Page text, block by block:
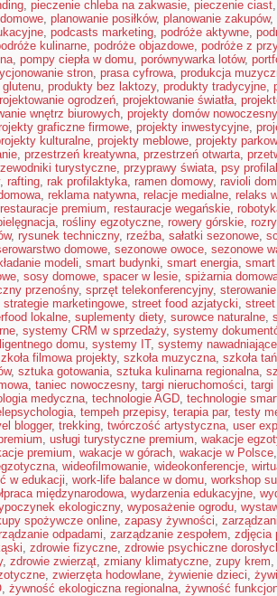
, pieczenie chleba na zakwasie, pieczenie ciast
, planowanie posiłków, planowanie zakupów,
, podcasts marketing, podróże aktywne,
kulinarne, podróże objazdowe, podróże z
, pompy ciepła w domu, porównywarka lotów,
stron, prasa cyfrowa, produkcja
, produkty bez laktozy, produkty tradycyjne,
ogrodzeń, projektowanie światła,
wnętrz biurowych, projekty domów
graficzne firmowe, projekty inwestycyjne,
kulturalne, projekty meblowe, projekty
, przestrzeń kreatywna, przestrzeń otwarta,
turystyczne, przyprawy świata, psy
, rafting, rak profilaktyka, ramen domowy, ravioli
, reklama natywna, relacje medialne, relaks
restauracje premium, restauracje wegańskie,
, rośliny egzotyczne, rowery górskie,
, rysunek techniczny, rzeźba, sałatki sezonowe,
domowe, sezonowe owoce, sezonowe
modeli, smart budynki, smart energia,
, sosy domowe, spacer w lesie, spiżarnia
przenośny, sprzęt telekonferencyjny,
strategie marketingowe, street food azjatycki, street
lokalne, suplementy diety, surowce naturalne,
, systemy CRM w sprzedaży, systemy
domu, systemy IT, systemy nawadniające
filmowa projekty, szkoła muzyczna, szkoła
, sztuka gotowania, sztuka kulinarna regionalna,
, taniec nowoczesny, targi nieruchomości, targi
medyczna, technologie AGD, technologie
, tempeh przepisy, terapia par, testy
blogger, trekking, twórczość artystyczna, user
, usługi turystyczne premium, wakacje
premium, wakacje w górach, wakacje w Polsce
, wideofilmowanie, wideokonferencje,
w edukacji, work-life balance w domu, workshop
międzynarodowa, wydarzenia edukacyjne,
ekologiczny, wyposażenie ogrodu,
spożywcze online, zapasy żywności,
odpadami, zarządzanie zespołem, zdjęcia
, zdrowie fizyczne, zdrowie psychiczne
, zdrowie zwierząt, zmiany klimatyczne, zupy krem,
, zwierzęta hodowlane, żywienie dzieci,
, żywność ekologiczna regionalna, żywność